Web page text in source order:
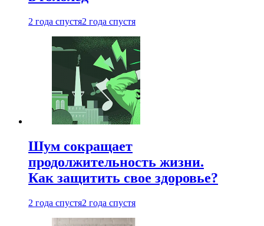
2 года спустя2 года спустя
Шум сокращает
продолжительность жизни.
Как защитить свое здоровье?
2 года спустя2 года спустя